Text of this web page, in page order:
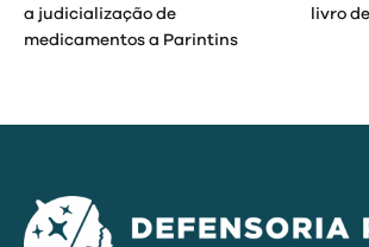
Post
a judicialização de
medicamentos a Parintins
livro